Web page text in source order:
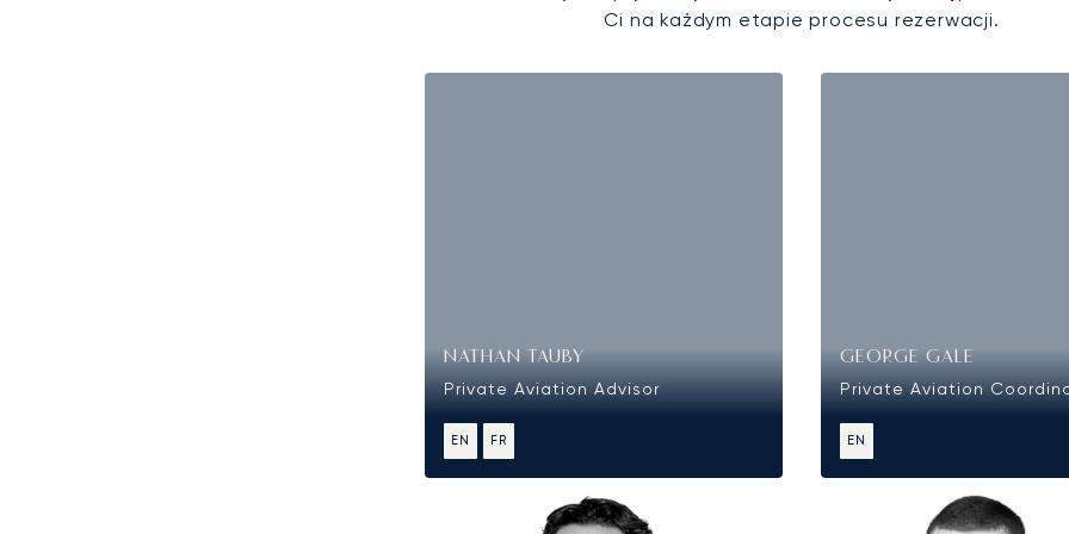
Ci na każdym etapie procesu rezerwacji.
NATHAN TAUBY
Private Aviation Advisor
EN FR
GEORGE GALE
Private Aviation
EN